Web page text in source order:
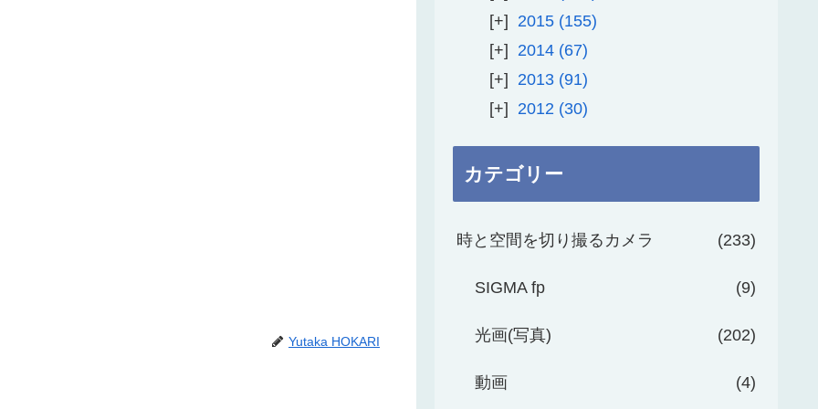
Yutaka HOKARI
2015 155
2014 67
2013 91
2012
30
カテゴリー
時と空間を切り撮るカメラ 233
SIGMA fp 9
光画(写真) 202
動画 4